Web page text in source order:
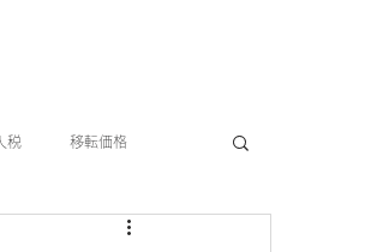
税 移転価格